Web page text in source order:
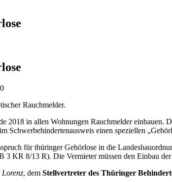
0
Rauchmelder.
2018 in allen Wohnungen Rauchmelder
Schwerbehindertenausweis einen speziellen
für thüringer Gehörlose in die
3 KR 8/13 R). Die Vermieter müssen den Einbau
Lorenz, dem Stellvertreter des Thüringer